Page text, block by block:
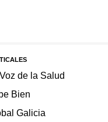
de la Salud
Bien
Galicia